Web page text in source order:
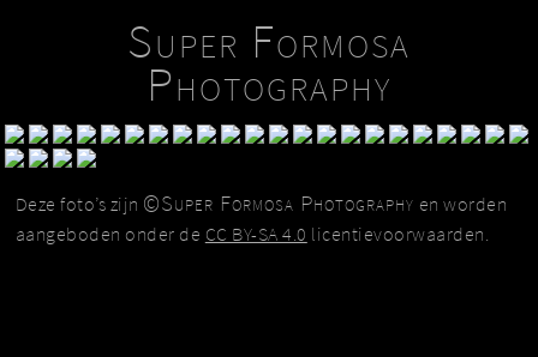
Super Formosa
Photography
Deze foto’s zijn ©Super Formosa Photography en worden
aangeboden onder de CC BY-SA 4.0 licentievoorwaarden.